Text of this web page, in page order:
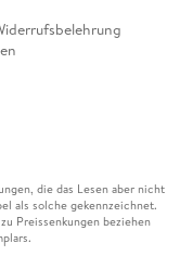
die das Lesen aber nicht
als solche gekennzeichnet.
Preissenkungen beziehen